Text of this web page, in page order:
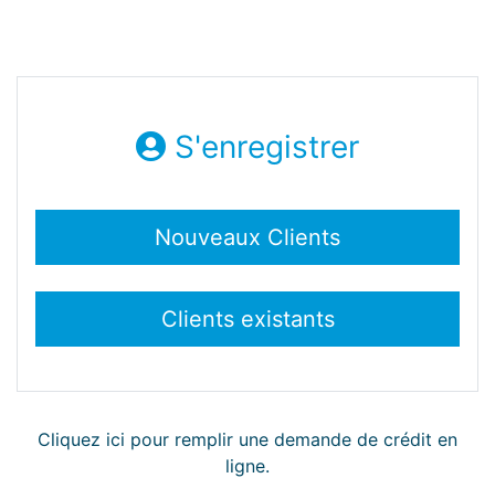
S'enregistrer
Cliquez ici pour remplir une demande de crédit en
ligne.